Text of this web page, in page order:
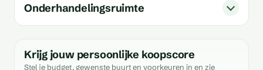
Onderhandelingsruimte
Krijg jouw persoonlijke koopscore
Stel je budget, gewenste buurt en voorkeuren in en zie